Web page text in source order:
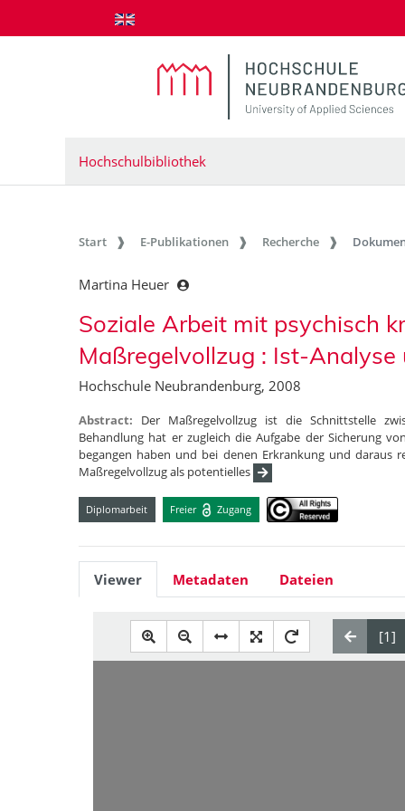
zum Inhalt springen
Hochschulbibliothek
Start E-Publikationen Recherche
Martina Heuer
Soziale Arbeit mit psychisch
Maßregelvollzug : Ist-
Hochschule Neubrandenburg, 2008
Abstract: Der Maßregelvollzug ist die Schnittstelle
Behandlung hat er zugleich die Aufgabe der Sicherung
begangen haben und bei denen Erkrankung und daraus
Maßregelvollzug als potentielles
Diplomarbeit Freier Zugang
Viewer Metadaten Dateien